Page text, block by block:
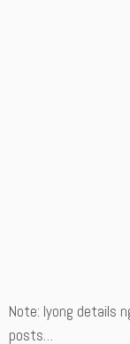
Note: Iyong details
posts…